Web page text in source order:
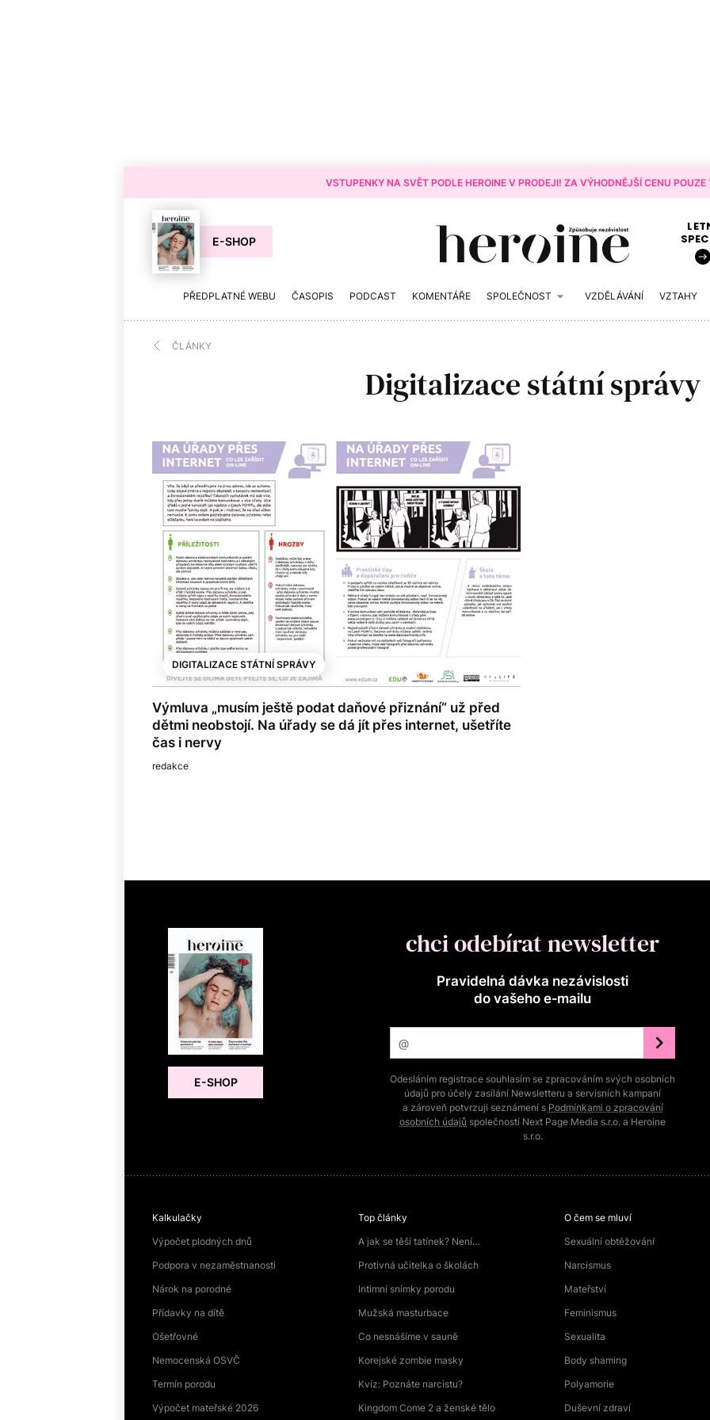
VSTUPENKY NA SVĚT PODLE HEROINE V PRODEJI! ZA VÝHODNĚJŠÍ CENU
E-SHOP
PŘEDPLATNÉ WEBU ČASOPIS PODCAST KOMENTÁŘE SPOLEČNOST VZDĚLÁVÁNÍ VZTAHY
ČLÁNKY
Digitalizace státní správy
DIGITALIZACE STÁTNÍ SPRÁVY
Výmluva „musím ještě podat daňové přiznání“ už před
dětmi neobstojí. Na úřady se dá jít přes internet, ušetříte
čas i nervy
redakce
E-SHOP
chci odebírat newsletter
Pravidelná dávka nezávislosti
do vašeho e‑mailu
Odesláním registrace souhlasím se zpracováním svých osobních
údajů pro účely zasílání Newsletteru a servisních kampaní
a zároveň potvrzuji seznámení s Podmínkami o zpracování
osobních údajů společností Next Page Media s.r.o. a Heroine
s.r.o.
Kalkulačky
Výpočet plodných dnů
Podpora v nezaměstnanosti
Nárok na porodné
Přídavky na dítě
Ošetřovné
Nemocenská OSVČ
Termín porodu
Výpočet mateřské 2026
Top články
A jak se těší tatínek? Není…
Protivná učitelka o školách
Intimní snímky porodu
Mužská masturbace
Co nesnášíme v sauně
Korejské zombie masky
Kvíz: Poznáte narcistu?
Kingdom Come 2 a ženské tělo
O čem se mluví
Sexuální obtěžování
Narcismus
Mateřství
Feminismus
Sexualita
Body shaming
Polyamorie
Duševní zdraví